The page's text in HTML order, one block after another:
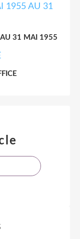
31 MAI 1955